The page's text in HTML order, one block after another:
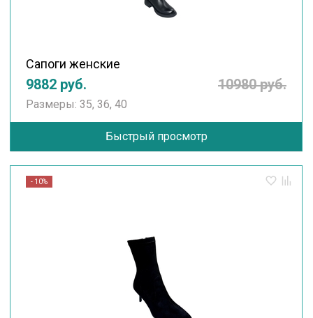
Сапоги женские
9882 руб. 10980 руб.
Размеры: 35, 36, 40
Быстрый просмотр
- 10%